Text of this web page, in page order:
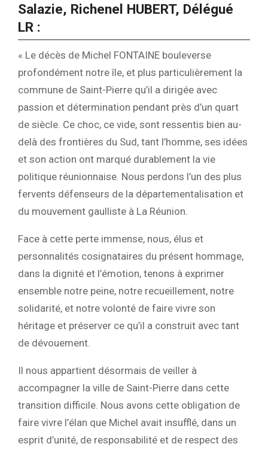
Salazie, Richenel HUBERT, Délégué
LR :
« Le décès de Michel FONTAINE bouleverse
profondément notre île, et plus particulièrement la
commune de Saint-Pierre qu’il a dirigée avec
passion et détermination pendant près d’un quart
de siècle. Ce choc, ce vide, sont ressentis bien au-
delà des frontières du Sud, tant l’homme, ses idées
et son action ont marqué durablement la vie
politique réunionnaise. Nous perdons l’un des plus
fervents défenseurs de la départementalisation et
du mouvement gaulliste à La Réunion.
Face à cette perte immense, nous, élus et
personnalités cosignataires du présent hommage,
dans la dignité et l’émotion, tenons à exprimer
ensemble notre peine, notre recueillement, notre
solidarité, et notre volonté de faire vivre son
héritage et préserver ce qu’il a construit avec tant
de dévouement.
Il nous appartient désormais de veiller à
accompagner la ville de Saint-Pierre dans cette
transition difficile. Nous avons cette obligation de
faire vivre l’élan que Michel avait insufflé, dans un
esprit d’unité, de responsabilité et de respect des